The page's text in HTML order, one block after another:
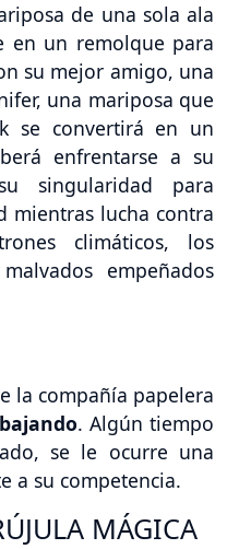
de una sola ala
en un remolque para
su mejor amigo, una
una mariposa que
se convertirá en un
enfrentarse a su
singularidad para
mientras lucha contra
climáticos, los
empeñados
la compañía papelera
. Algún tiempo
se le ocurre una
a su competencia.
MÁGICA